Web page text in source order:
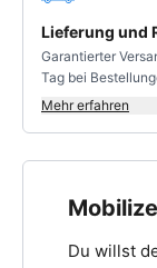
Lieferung und
Garantierter
Tag bei
Mehr erfahren
Du willst